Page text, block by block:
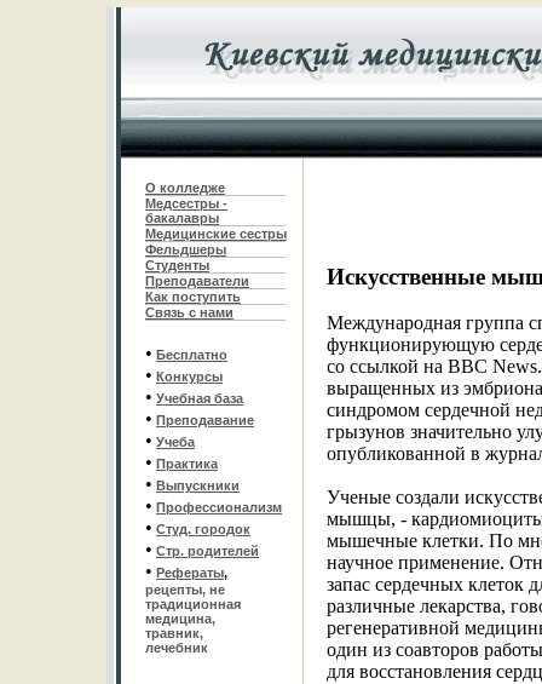
О колледже
Медсестры -
бакалавры
Медицинские сестры
Фельдшеры
Студенты
Преподаватели
Как поступить
Связь с нами
• Бесплатно
• Конкурсы
• Учебная база
• Преподавание
• Учеба
• Практика
• Выпускники
• Профессионализм
• Студ. городок
• Стр. родителей
• Рефераты,
рецепты, не
традиционная
медицина,
травник,
лечебник
Искусственные
Международная группа
функционирующую
со ссылкой на BBC
выращенных из
синдромом сердечной
грызунов значительно
опубликованной в
Ученые создали
мышцы, - кардиомиоциты,
мышечные клетки. По
научное применение.
запас сердечных клеток
различные лекарства,
регенеративной
один из соавторов
для восстановления